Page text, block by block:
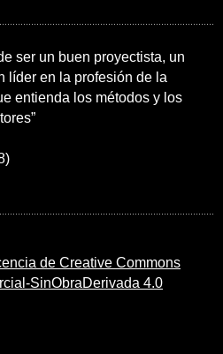
ser un buen proyectista, un
líder en la profesión de la
entienda los métodos y los
de Creative Commons
SinObraDerivada 4.0